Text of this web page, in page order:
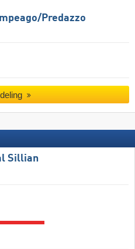
​Predazzo
Sillian